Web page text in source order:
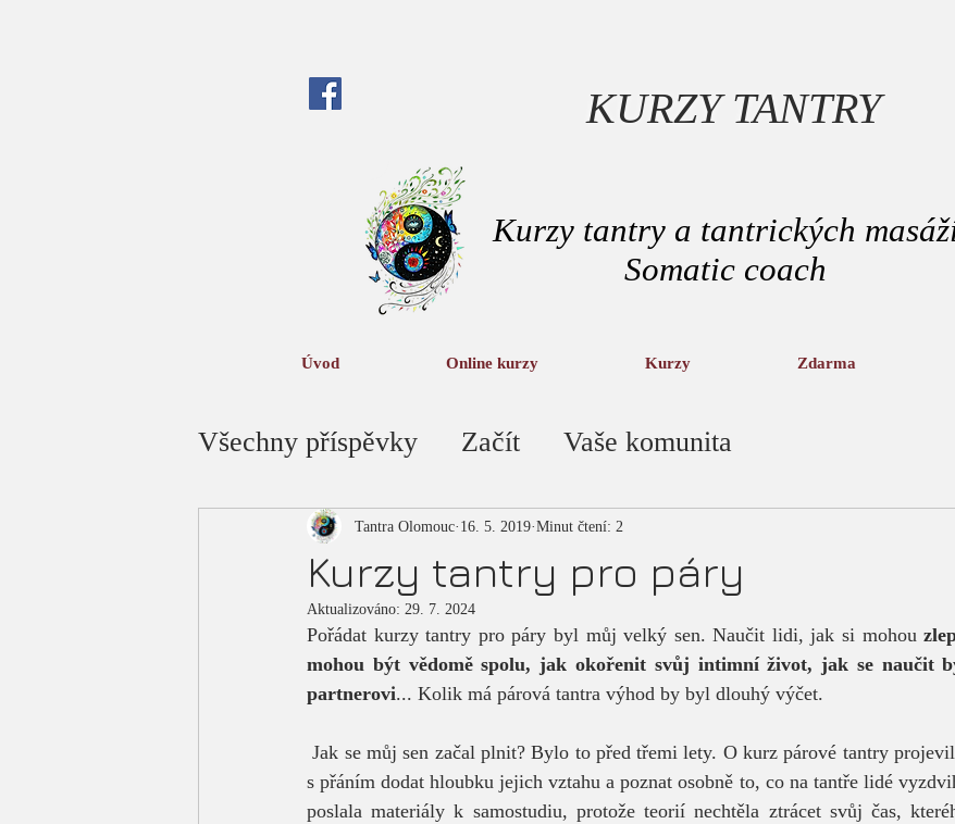
KURZY TANTRY
Kurzy tantry a tantrických
Somatic coach
Úvod Online kurzy Kurzy Zdarma
Všechny příspěvky Začít Vaše komunita
Kurzy tantry pro páry
Tantra Olomouc 16. 5. 2019 Minut čtení: 2
Aktualizováno: 29. 7. 2024
Pořádat kurzy tantry pro páry byl můj velký sen. Naučit lidi, jak si mohou
mohou být vědomě spolu, jak okořenit svůj intimní život, jak se naučit
partnerovi... Kolik má párová tantra výhod by byl dlouhý výčet.
Jak se můj sen začal plnit? Bylo to před třemi lety. O kurz párové tantry projevila zájem mladá žena
s přáním dodat hloubku jejich vztahu a poznat osobně to, co na tantře lidé
poslala materiály k samostudiu, protože teorií nechtěla ztrácet svůj čas,